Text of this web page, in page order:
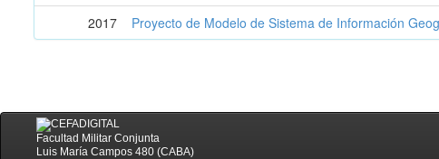
2017
Proyecto de Modelo de Sistema de Información
Facultad Militar Conjunta
Luis María Campos 480 (CABA)